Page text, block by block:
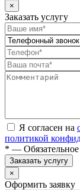
×
Заказать услугу
Я согласен на
политикой
* — Обязательное
Заказать услугу
×
Оформить заявку